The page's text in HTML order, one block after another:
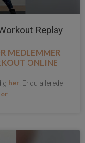
Replay
MEDLEMMER
ONLINE
her. Er du allerede